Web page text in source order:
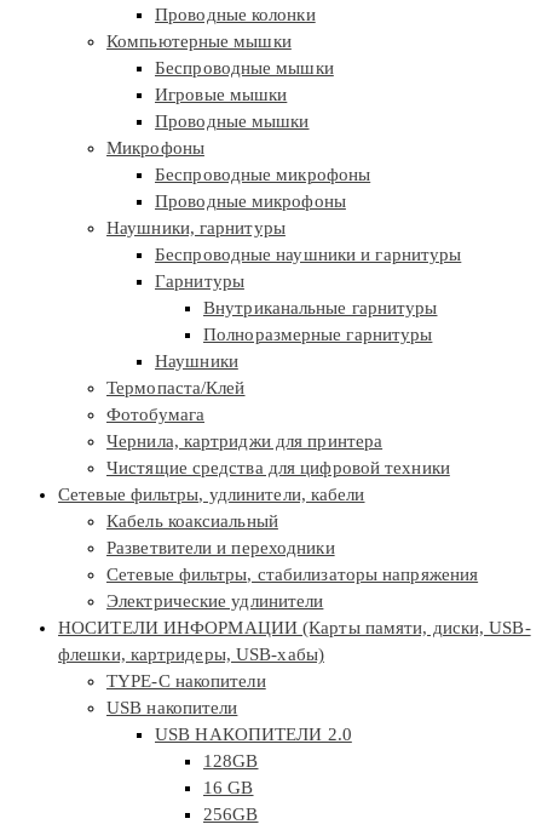
Проводные колонки
Компьютерные мышки
Беспроводные мышки
Игровые мышки
Проводные мышки
Микрофоны
Беспроводные микрофоны
Проводные микрофоны
Наушники, гарнитуры
Беспроводные наушники и гарнитуры
Гарнитуры
Внутриканальные гарнитуры
Полноразмерные гарнитуры
Наушники
Термопаста/Клей
Фотобумага
Чернила, картриджи для принтера
Чистящие средства для цифровой техники
Сетевые фильтры, удлинители, кабели
Кабель коаксиальный
Разветвители и переходники
Сетевые фильтры, стабилизаторы напряжения
Электрические удлинители
НОСИТЕЛИ ИНФОРМАЦИИ (Карты памяти, диски, USB-
флешки, картридеры, USB-хабы)
TYPE-C накопители
USB накопители
USB НАКОПИТЕЛИ 2.0
128GB
16 GB
256GB